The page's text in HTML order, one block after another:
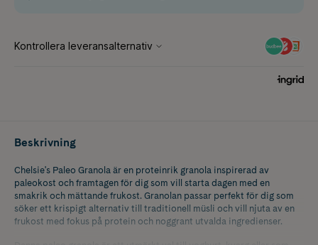
Beskrivning
Chelsie's Paleo Granola är en proteinrik granola inspirerad av
paleokost och framtagen för dig som vill starta dagen med en
smakrik och mättande frukost. Granolan passar perfekt för dig som
söker ett krispigt alternativ till traditionell müsli och vill njuta av en
frukost med fokus på protein och noggrant utvalda ingredienser.